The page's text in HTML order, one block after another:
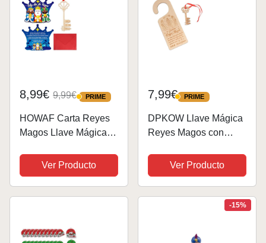
8,99€ 9,99€ PRIME
PRIME
HOWAF Carta Reyes
Magos Llave Mágica
Reyes Magos Cartas
de los Reyes Magos
para Niños Tarjetas
Navidad...
Ver Producto
7,99€ PRIME
PRIME
DPKOW Llave Mágica
Reyes Magos con
Madera, Señal Puerta
de Madera Tarjeta
Reyes Magos Llave
Regalo para Reyes
Ver Producto
-15%